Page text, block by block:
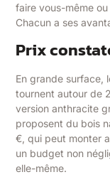
faire vous-même
Chacun a ses
Prix
En grande surface,
tournent autour de
version anthracite
proposent du bois
€, qui peut monter
un budget non
elle-même.